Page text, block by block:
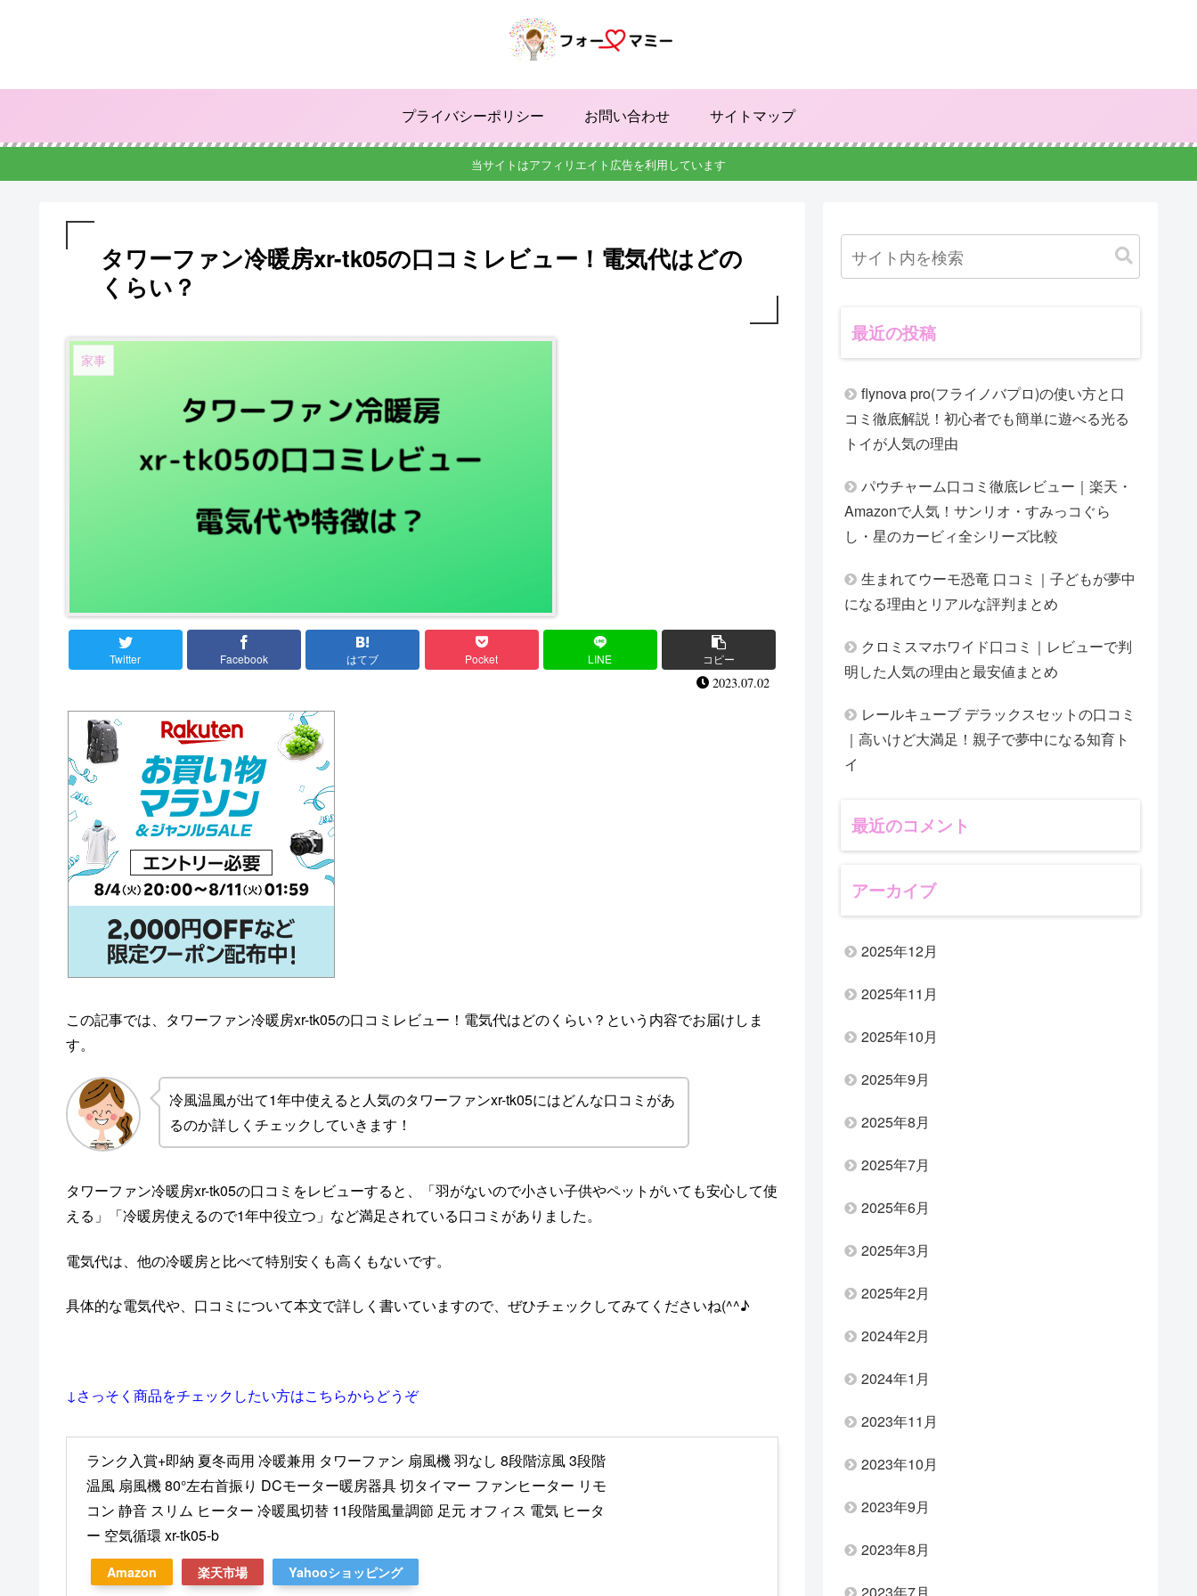
プライバシーポリシー お問い合わせ サイトマップ
当サイトはアフィリエイト広告を利用しています
タワーファン冷暖房xr-tk05の口コミレビュー！電気代はどの
くらい？
家事
Twitter Facebook はてブ Pocket LINE コピー
2023.07.02
この記事では、タワーファン冷暖房xr-tk05の口コミレビュー！電気代はどのくらい？という内容でお届けしま
す。
冷風温風が出て1年中使えると人気のタワーファンxr-tk05にはどんな口コミがあ
るのか詳しくチェックしていきます！
タワーファン冷暖房xr-tk05の口コミをレビューすると、「羽がないので小さい子供やペットがいても安心して使
える」「冷暖房使えるので1年中役立つ」など満足されている口コミがありました。
電気代は、他の冷暖房と比べて特別安くも高くもないです。
具体的な電気代や、口コミについて本文で詳しく書いていますので、ぜひチェックしてみてくださいね(^^♪
↓さっそく商品をチェックしたい方はこちらからどうぞ
ランク入賞+即納 夏冬両用 冷暖兼用 タワーファン 扇風機 羽なし 8段階涼風 3段階
温風 扇風機 80°左右首振り DCモーター暖房器具 切タイマー ファンヒーター リモ
コン 静音 スリム ヒーター 冷暖風切替 11段階風量調節 足元 オフィス 電気 ヒータ
ー 空気循環 xr-tk05-b
Amazon 楽天市場 Yahooショッピング
最近の投稿
flynova pro(フライノバプロ)の使い方と口
コミ徹底解説！初心者でも簡単に遊べる光る
トイが人気の理由
パウチャーム口コミ徹底レビュー｜楽天・
Amazonで人気！サンリオ・すみっコぐら
し・星のカービィ全シリーズ比較
生まれてウーモ恐竜 口コミ｜子どもが夢中
になる理由とリアルな評判まとめ
クロミスマホワイド口コミ｜レビューで判
明した人気の理由と最安値まとめ
レールキューブ デラックスセットの口コミ
｜高いけど大満足！親子で夢中になる知育ト
イ
最近のコメント
アーカイブ
2025年12月
2025年11月
2025年10月
2025年9月
2025年8月
2025年7月
2025年6月
2025年3月
2025年2月
2024年2月
2024年1月
2023年11月
2023年10月
2023年9月
2023年8月